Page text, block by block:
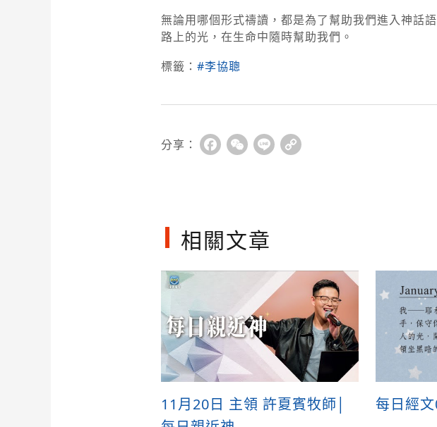
無論用哪個形式禱讀，都是為了幫助我們進入神話
路上的光，在生命中隨時幫助我們。
標籤： #李協聰
分享： FacebookWeChat
Line
相關文章
11月20日 主領 許夏賓牧師│
每日經